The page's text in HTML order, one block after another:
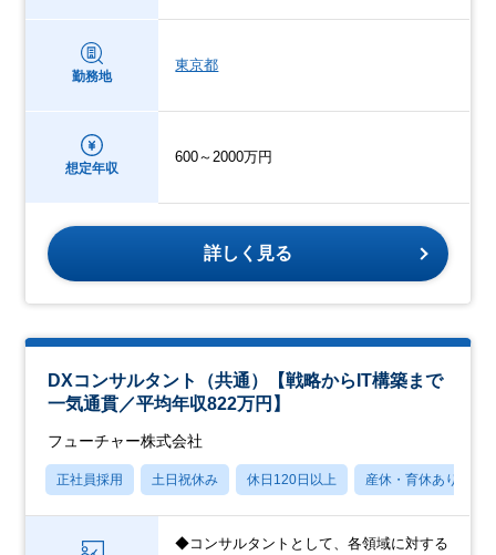
勤務地
東京都
想定年収
600～2000万円
詳しく見る
DXコンサルタント（共通）【戦略からIT構築まで
一気通貫／平均年収822万円】
フューチャー株式会社
正社員採用 土日祝休み 休日120日以上 産休・育休あり
◆コンサルタントとして、各領域に対する